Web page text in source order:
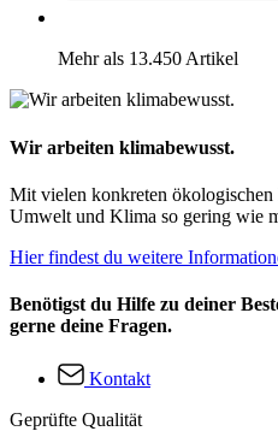
Mehr als 13.450 Artikel
Wir arbeiten klimabewusst.
Mit vielen konkreten
Umwelt und Klima so gering wie
Hier findest du weitere
Benötigst du Hilfe zu deiner
gerne deine Fragen.
Kontakt
Geprüfte Qualität